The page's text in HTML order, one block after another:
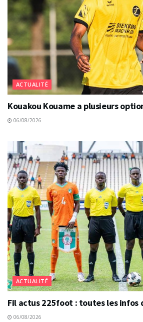
ACTUALITÉ
Kouakou Kouame a plusieurs
06/08/2026
ACTUALITÉ
Fil actus 225foot : toutes les infos
06/08/2026